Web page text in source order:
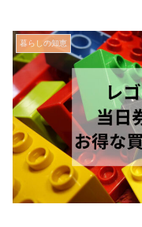
暮らしの知恵